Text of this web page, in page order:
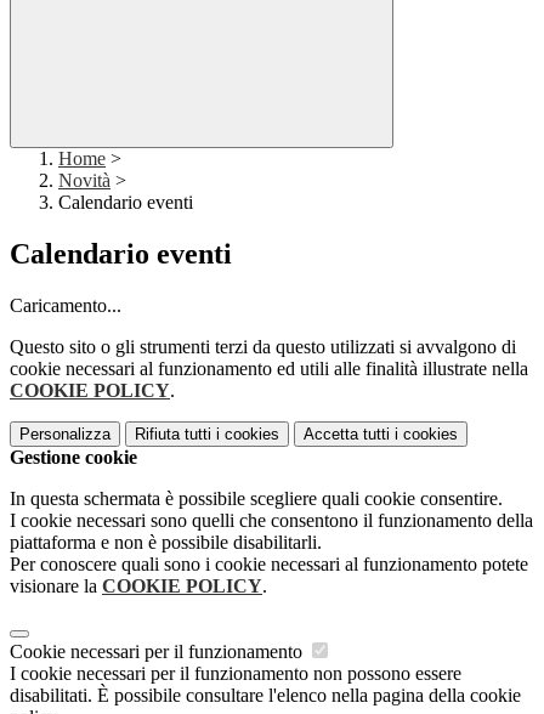
Home >
Novità >
Calendario eventi
Calendario eventi
Caricamento...
Questo sito o gli strumenti terzi da questo utilizzati si avvalgono di
cookie necessari al funzionamento ed utili alle finalità illustrate nella
COOKIE POLICY.
Personalizza Rifiuta tutti i cookies Accetta tutti i cookies
Gestione cookie
In questa schermata è possibile scegliere quali cookie consentire.
I cookie necessari sono quelli che consentono il funzionamento della
piattaforma e non è possibile disabilitarli.
Per conoscere quali sono i cookie necessari al funzionamento potete
visionare la COOKIE POLICY.
Cookie necessari per il funzionamento
I cookie necessari per il funzionamento non possono essere
disabilitati. È possibile consultare l'elenco nella pagina della cookie